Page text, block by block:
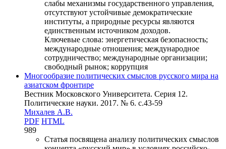
слабы механизмы государственного управления,
отсутствуют устойчивые демократические
институты, а природные ресурсы являются
единственным источником доходов.
Ключевые слова: энергетическая безопасность;
международные отношения; международное
сотрудничество; международные организации;
свободный рынок; коррупция
Многообразие политических смыслов русского мира на
азиатском фронтире
Вестник Московского Университета. Серия 12.
Политические науки. 2017. № 6. c.43-59
Михалев А.В.
PDF HTML
989
Статья посвящена анализу политических смыслов